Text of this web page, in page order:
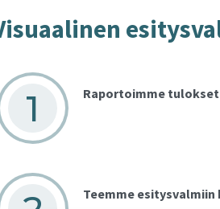
Raportoimme
Teemme